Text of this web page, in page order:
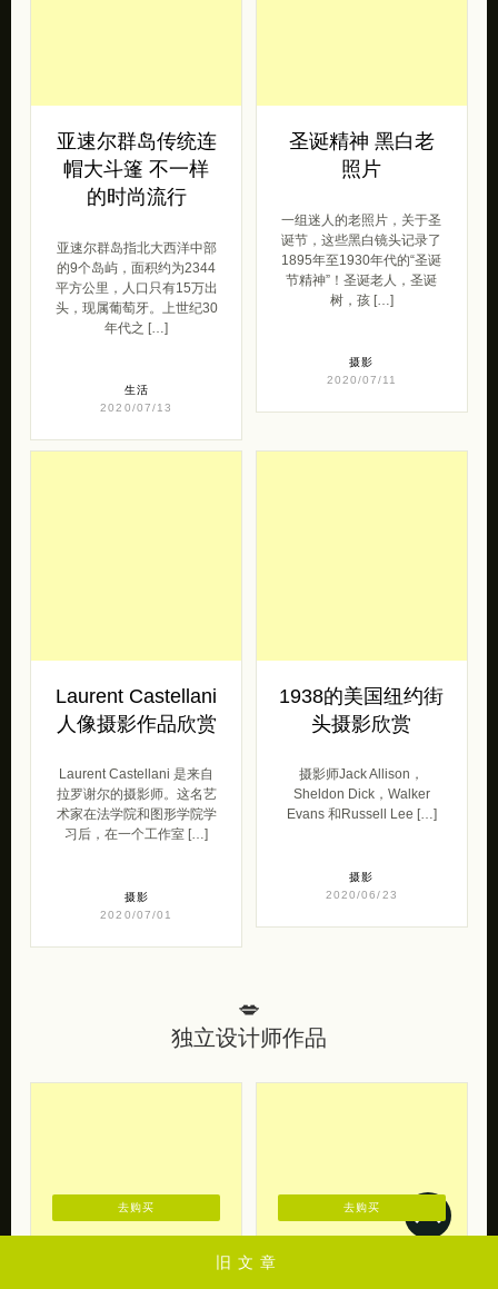
旧文章
亚速尔群岛传统连
帽大斗篷 不一样
的时尚流行
亚速尔群岛指北大西洋中部
的9个岛屿，面积约为2344
平方公里，人口只有15万出
头，现属葡萄牙。上世纪30
年代之 […]
生活
2020/07/13
圣诞精神 黑白老
照片
一组迷人的老照片，关于圣
诞节，这些黑白镜头记录了
1895年至1930年代的“圣诞
节精神”！圣诞老人，圣诞
树，孩 […]
摄影
2020/07/11
Laurent Castellani
人像摄影作品欣赏
Laurent Castellani 是来自
拉罗谢尔的摄影师。这名艺
术家在法学院和图形学院学
习后，在一个工作室 […]
摄影
2020/07/01
1938的美国纽约街
头摄影欣赏
摄影师Jack Allison，
Sheldon Dick，Walker
Evans 和Russell Lee […]
摄影
2020/06/23
💋
独立设计师作品
去购买 去购买